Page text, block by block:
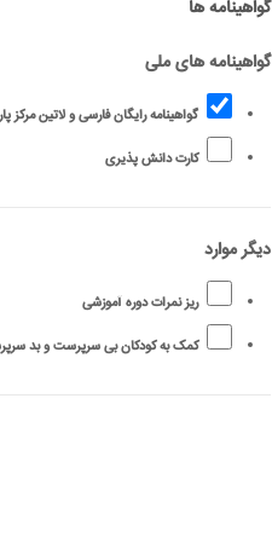
گواهینامه ها
گواهینامه های ملی
گواهینامه رایگان فارسی و لاتین مرکز
کارت دانش پذیری
دیگر موارد
ریز نمرات دوره آموزشی
کمک به کودکان بی سرپرست و بد